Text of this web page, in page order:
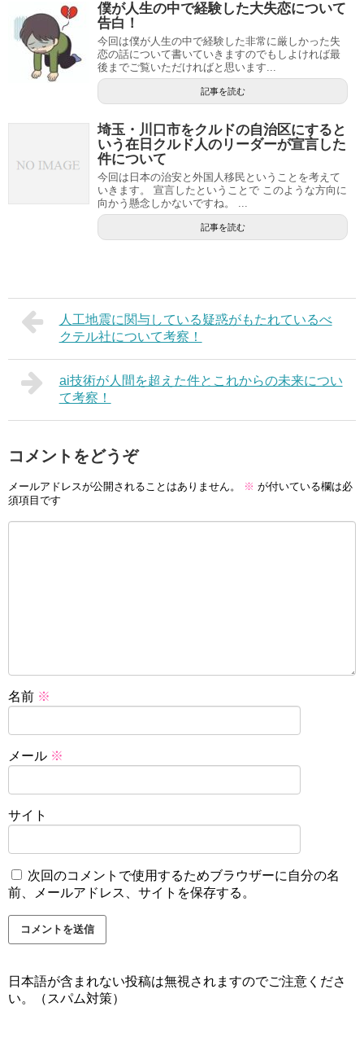
僕が人生の中で経験した大失恋について
告白！
今回は僕が人生の中で経験した非常に厳しかった失
恋の話について書いていきますのでもしよければ最
後までご覧いただければと思います...
記事を読む
埼玉・川口市をクルドの自治区にすると
いう在日クルド人のリーダーが宣言した
件について
今回は日本の治安と外国人移民ということを考えて
いきます。 宣言したということで このような方向に
向かう懸念しかないですね。 ...
記事を読む
人工地震に関与している疑惑がもたれているべ
クテル社について考察！
ai技術が人間を超えた件とこれからの未来につい
て考察！
コメントをどうぞ
メールアドレスが公開されることはありません。 ※ が付いている欄は必
須項目です
名前 ※
メール ※
サイト
次回のコメントで使用するためブラウザーに自分の名
前、メールアドレス、サイトを保存する。
日本語が含まれない投稿は無視されますのでご注意くださ
い。（スパム対策）